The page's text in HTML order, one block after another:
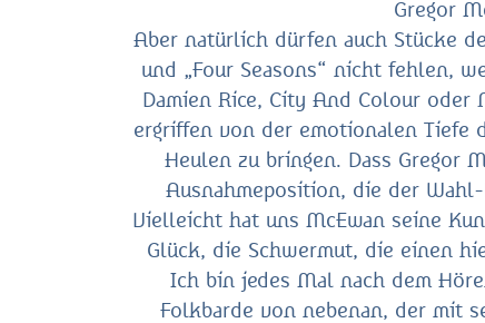
Gregor
Aber natürlich dürfen auch Stücke
und „Four Seasons“ nicht fehlen,
Damien Rice, City And Colour
ergriffen von der emotionalen Tiefe
Heulen zu bringen. Dass Gregor
Ausnahmeposition, die der
Vielleicht hat uns McEwan seine
Glück, die Schwermut, die einen
Ich bin jedes Mal nach dem
Folkbarde von nebenan, der mit